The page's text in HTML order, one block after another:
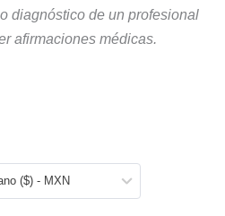
diagnóstico de un profesional
afirmaciones médicas.
($) - MXN